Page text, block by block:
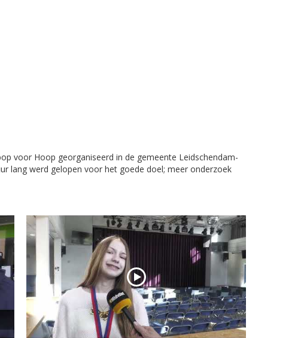
voor Hoop georganiseerd in de gemeente Leidschendam-
lang werd gelopen voor het goede doel; meer onderzoek